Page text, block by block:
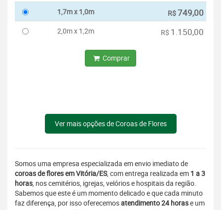
1,7m x 1,0m R$749,00
2,0m x 1,2m R$ 1.150,00
Comprar
Ver mais opções de Coroas de Flores
Somos uma empresa especializada em envio imediato de
coroas de flores em Vitória/ES, com entrega realizada em 1 a 3
horas, nos cemitérios, igrejas, velórios e hospitais da região.
Sabemos que este é um momento delicado e que cada minuto
faz diferença, por isso oferecemosatendimento 24 horase um